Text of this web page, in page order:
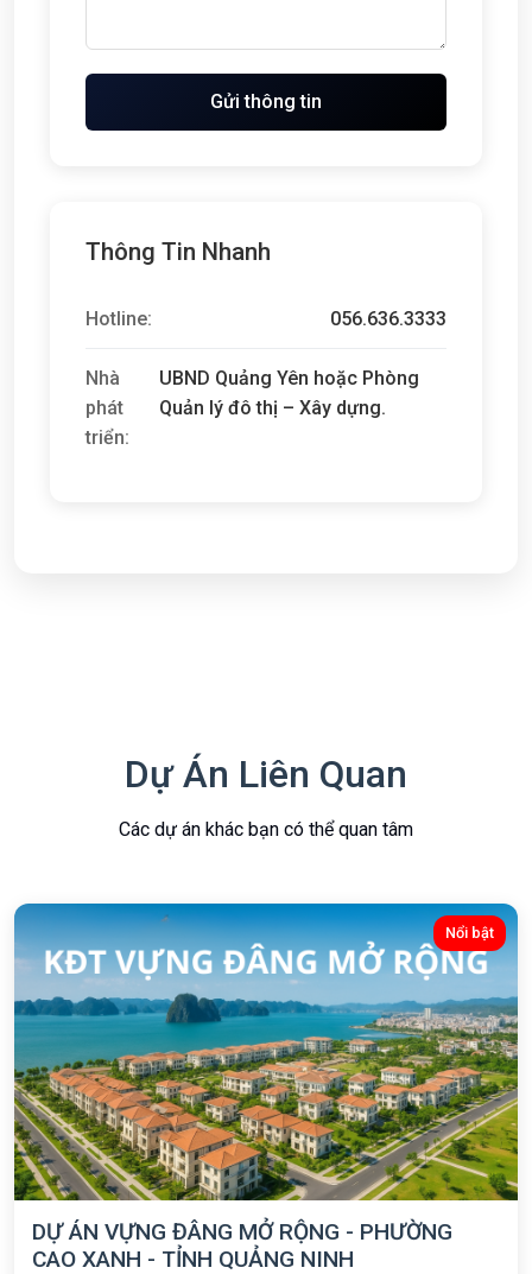
Gửi thông tin
Thông Tin Nhanh
Hotline: 056.636.3333
Nhà
phát
triển:
UBND Quảng Yên hoặc Phòng
Quản lý đô thị – Xây dựng.
Dự Án Liên Quan
Các dự án khác bạn có thể quan tâm
Nổi bật
DỰ ÁN VỰNG ĐÂNG MỞ RỘNG - PHƯỜNG
CAO XANH - TỈNH QUẢNG NINH